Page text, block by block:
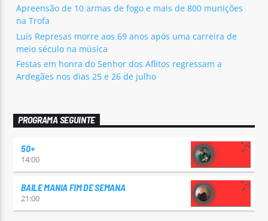
Apreensão de 10 armas de fogo e mais de 800 munições
na Trofa
Luís Represas morre aos 69 anos após uma carreira de
meio século na música
Festas em honra do Senhor dos Aflitos regressam a
Ardegães nos dias 25 e 26 de julho
PROGRAMA SEGUINTE
50+
14:00
BAILE MANIA FIM DE SEMANA
21:00